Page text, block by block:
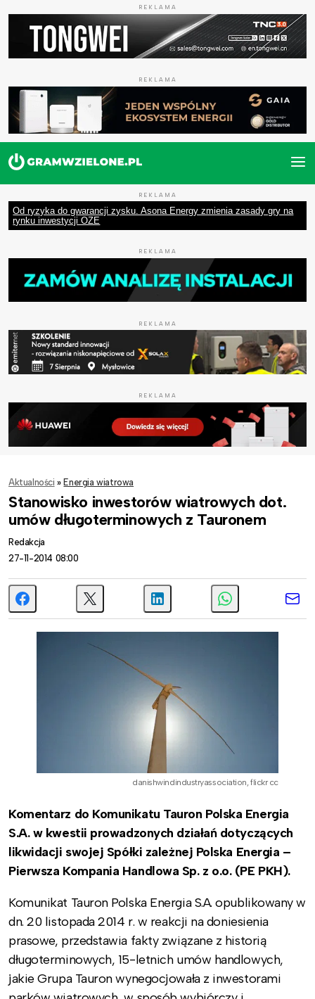
REKLAMA
REKLAMA
REKLAMA
Od ryzyka do gwarancji zysku. Asona Energy zmienia zasady gry na
rynku inwestycji OZE
REKLAMA
REKLAMA
REKLAMA
Aktualności » Energia wiatrowa
Stanowisko inwestorów wiatrowych dot.
umów długoterminowych z Tauronem
Redakcja
27-11-2014 08:00
danishwindindustryassociation, flickr cc
Komentarz do Komunikatu Tauron Polska Energia
S.A. w kwestii prowadzonych działań dotyczących
likwidacji swojej Spółki zależnej Polska Energia –
Pierwsza Kompania Handlowa Sp. z o.o. (PE PKH).
Komunikat Tauron Polska Energia S.A. opublikowany w
dn. 20 listopada 2014 r. w reakcji na doniesienia
prasowe, przedstawia fakty związane z historią
długoterminowych, 15-letnich umów handlowych,
jakie Grupa Tauron wynegocjowała z inwestorami